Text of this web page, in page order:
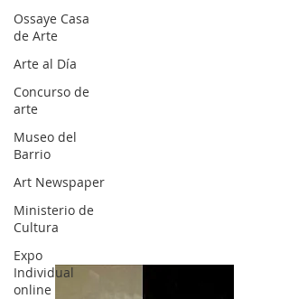
Ossaye Casa
de Arte
Arte al Día
Concurso de
arte
Museo del
Barrio
Art Newspaper
Ministerio de
Cultura
Expo
Individual
online